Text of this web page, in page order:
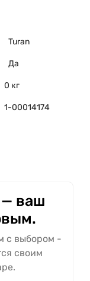
Turan
Да
0 кг
1-00014174
ваш
с выбором -
своим